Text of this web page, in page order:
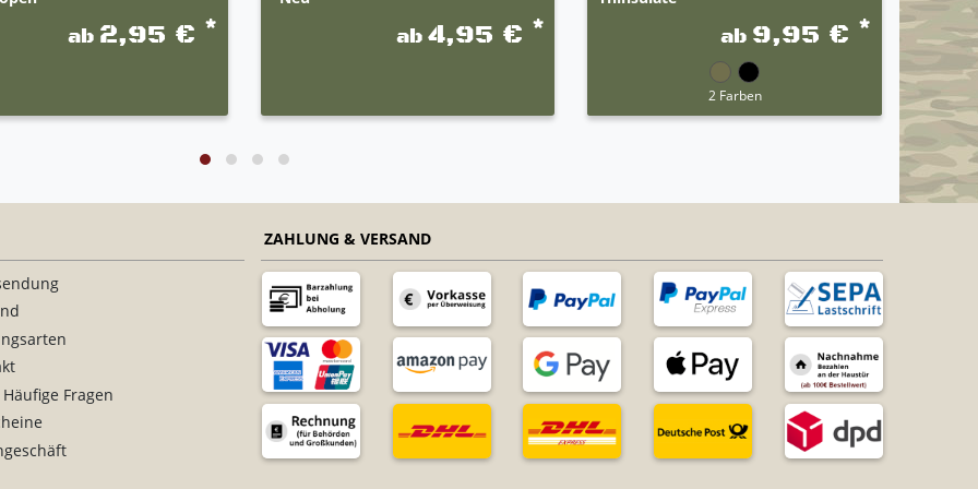
ab 2,95 € * ab 4,95 € * ab 9,95 € *
2 Farben
UVP
Häufige Fragen
ZAHLUNG & VERSAND